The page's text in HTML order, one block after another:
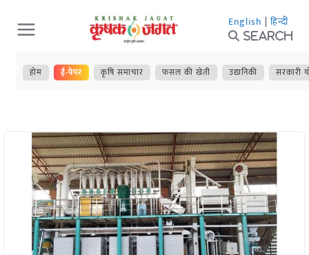
Skip
to
content
English | हिन्दी
Search
होम ई-पेपर कृषि समाचार फसल की खेती उद्यानिकी सरकारी